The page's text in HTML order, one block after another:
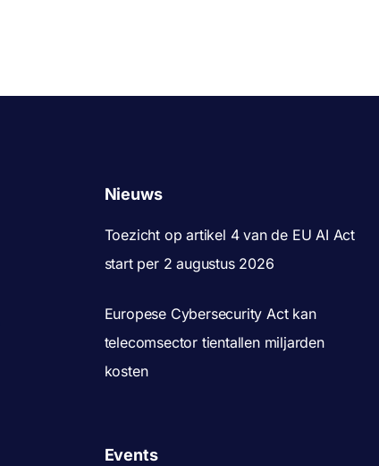
Nieuws
Toezicht op artikel 4 van de EU AI Act
start per 2 augustus 2026
Europese Cybersecurity Act kan
telecomsector tientallen miljarden
kosten
Events